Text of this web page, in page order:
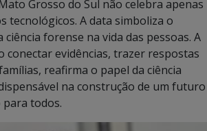
Grosso do Sul não celebra apenas
tecnológicos. A data simboliza o
forense na vida das pessoas. A
conectar evidências, trazer respostas
reafirma o papel da ciência
na construção de um futuro
todos.